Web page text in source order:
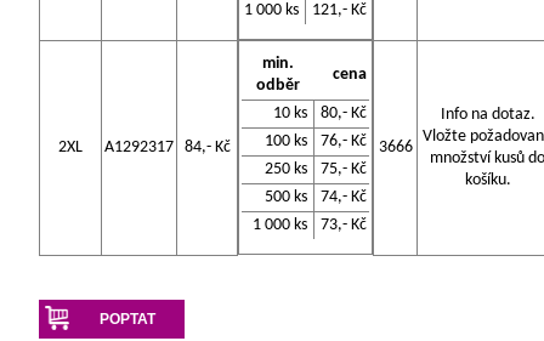
1 000 ks
121,- Kč
2XL A1292317 84,- Kč
min.
odběr
cena
10 ks
80,- Kč
100 ks
76,- Kč
250 ks
75,- Kč
500 ks
74,- Kč
1 000 ks
73,- Kč
3666
Info na dotaz.
Vložte
množství kusů do
košíku.
POPTAT